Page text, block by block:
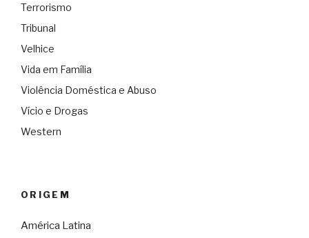
Terrorismo
Tribunal
Velhice
Vida em Família
Violência Doméstica e Abuso
Vício e Drogas
Western
ORIGEM
América Latina